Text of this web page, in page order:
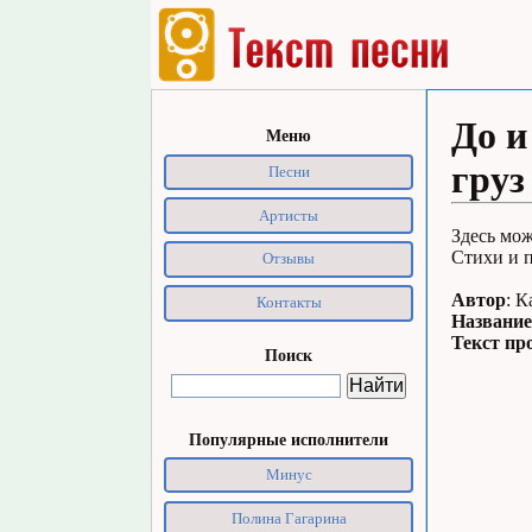
Меню
Песни
Артисты
Отзывы
Контакты
Поиск
Популярные исполнители
Минус
Полина Гагарина
До
груз
Здесь
Стихи и
Автор:
Текст